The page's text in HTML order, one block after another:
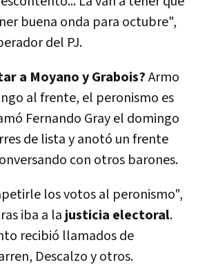
buena onda para octubre",
del PJ.
a Moyano y Grabois?Armo
al frente, el peronismo es
Fernando Gray el domingo
de lista y anotó un frente
con otros barones.
los votos al peronismo",
iba a la justicia electoral.
recibió llamados de
Descalzo y otros.